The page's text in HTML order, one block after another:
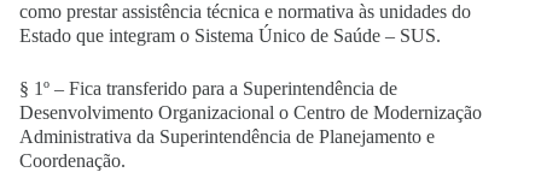
como prestar assistência técnica e normativa às unidades do
Estado que integram o Sistema Único de Saúde – SUS.
§ 1º – Fica transferido para a Superintendência de
Desenvolvimento Organizacional o Centro de Modernização
Administrativa da Superintendência de Planejamento e
Coordenação.